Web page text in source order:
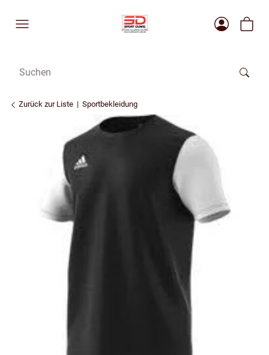
Zurück zur Liste Sportbekleidung